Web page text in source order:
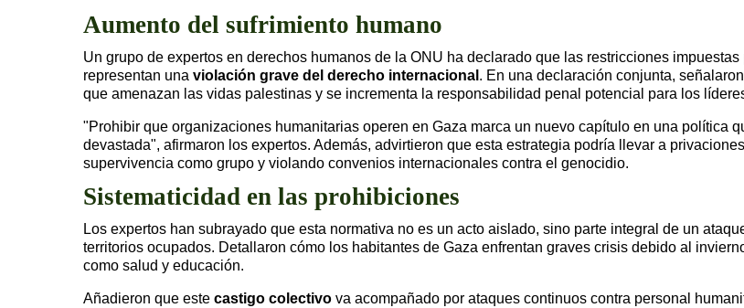
Aumento del sufrimiento humano
Un grupo de expertos en derechos humanos de la ONU ha declarado que las restricciones
representan una violación grave del derecho internacional . En una declaración conjunta,
que amenazan las vidas palestinas y se incrementa la responsabilidad penal potencial para los
"Prohibir que organizaciones humanitarias operen en Gaza marca un nuevo capítulo en una política
devastada", afirmaron los expertos. Además, advirtieron que esta estrategia podría llevar a
supervivencia como grupo y violando convenios internacionales contra el genocidio.
Sistematicidad en las prohibiciones
Los expertos han subrayado que esta normativa no es un acto aislado, sino parte integral de un
territorios ocupados. Detallaron cómo los habitantes de Gaza enfrentan graves crisis debido al
como salud y educación.
Añadieron que este castigo colectivo va acompañado por ataques continuos contra personal